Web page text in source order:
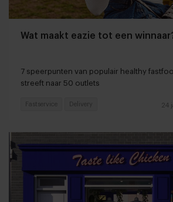
Wat maakt eazie tot een
7 speerpunten van populair healthy
streeft naar 50 outlets
24
Fastservice Delivery